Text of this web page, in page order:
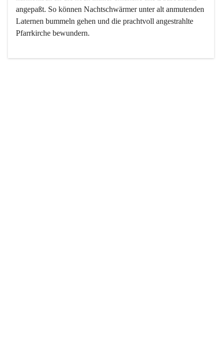
angepaßt. So können Nachtschwärmer unter alt anmutenden
Laternen bummeln gehen und die prachtvoll angestrahlte
Pfarrkirche bewundern.
Der Weinbau dominert heute nicht mehr, ist aber integrativer